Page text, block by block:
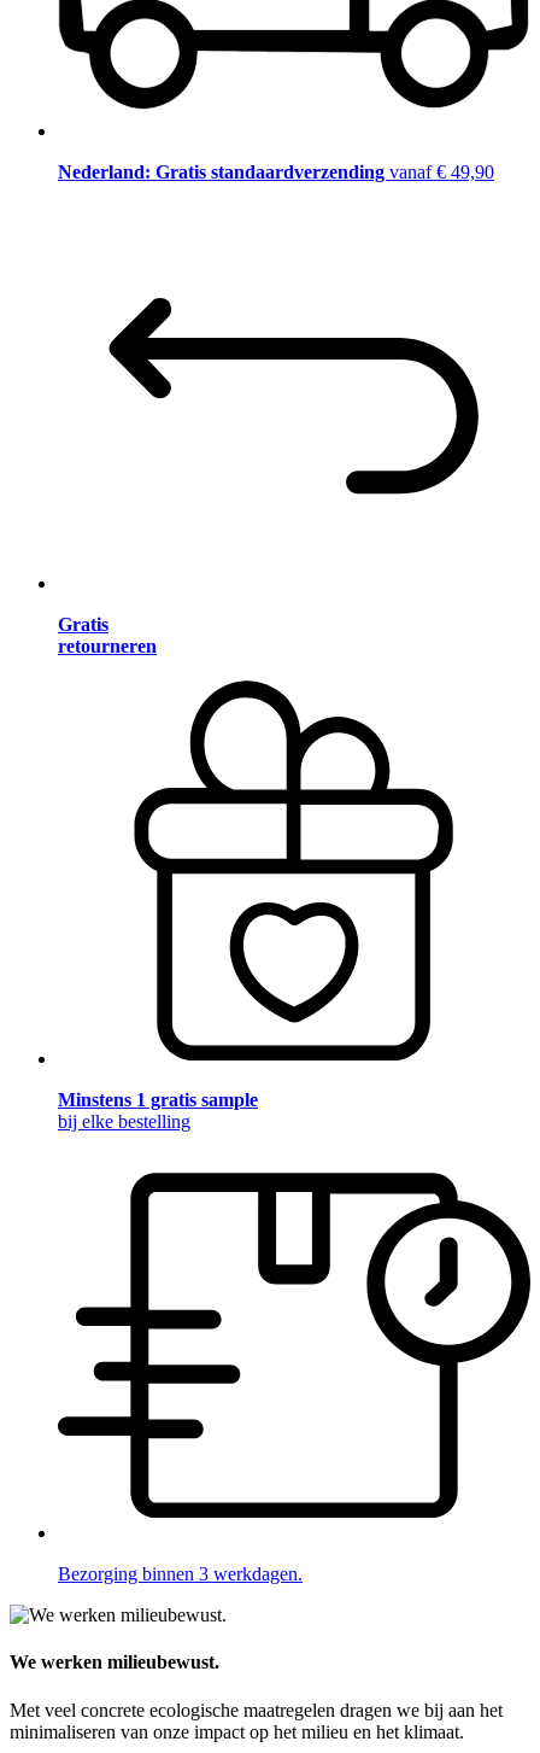
Nederland: Gratis standaardverzending vanaf € 49,90
Gratis
retourneren
Minstens 1 gratis sample
bij elke bestelling
Bezorging binnen 3 werkdagen.
We werken milieubewust.
Met veel concrete ecologische maatregelen dragen we bij aan het
minimaliseren van onze impact op het milieu en het klimaat.